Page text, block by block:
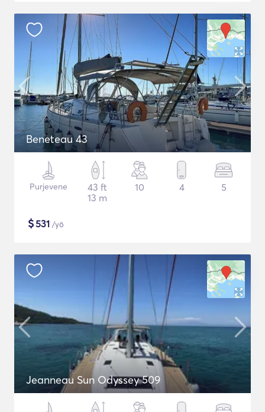
Beneteau 43
Purjevene
43 ft
13 m
10 4 5
$531 /yö
Jeanneau Sun Odyssey 509